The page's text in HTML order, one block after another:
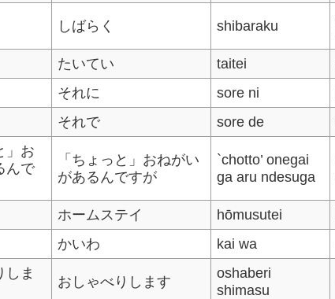
しばらく shibaraku
たいてい
taitei
それに
sore ni
それで
sore de
」お
んで
「ちょっと」おねがい
があるんですが
`chotto’ onegai
ga aru ndesuga
ホームステイ hōmusutei
かいわ kai wa
しま
おしゃべりします
oshaberi
shimasu